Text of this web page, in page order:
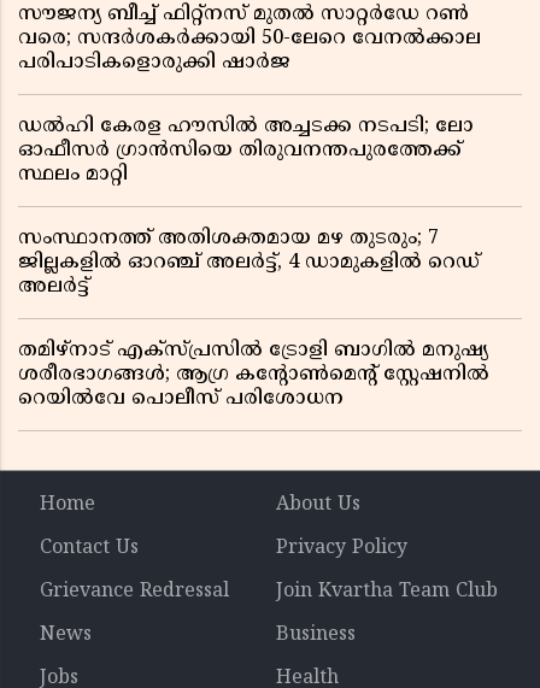
സൗജന്യ ബീച്ച് ഫിറ്റ്നസ് മുതൽ സാറ്റർഡേ റൺ
വരെ; സന്ദർശകർക്കായി 50-ലേറെ വേനൽക്കാല
പരിപാടികളൊരുക്കി ഷാർജ
ഡൽഹി കേരള ഹൗസിൽ അച്ചടക്ക നടപടി; ലോ
ഓഫീസർ ഗ്രാൻസിയെ തിരുവനന്തപുരത്തേക്ക്
സ്ഥലം മാറ്റി
സംസ്ഥാനത്ത് അതിശക്തമായ മഴ തുടരും; 7
ജില്ലകളിൽ ഓറഞ്ച് അലർട്ട്, 4 ഡാമുകളിൽ റെഡ്
അലർട്ട്
തമിഴ്‌നാട് എക്സ്പ്രസിൽ ട്രോളി ബാഗിൽ മനുഷ്യ
ശരീരഭാഗങ്ങൾ; ആഗ്ര കൻ്റോൺമെൻ്റ് സ്റ്റേഷനിൽ
റെയിൽവേ പൊലീസ് പരിശോധന
Home
About Us
Contact Us
Privacy Policy
Grievance Redressal
Join Kvartha Team Club
News
Business
Jobs
Health